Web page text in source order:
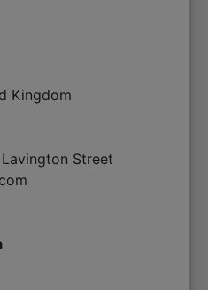
Kingdom
Street